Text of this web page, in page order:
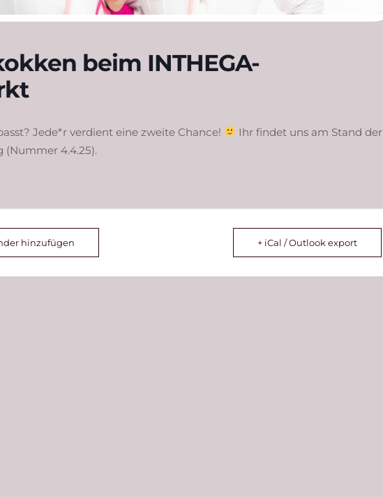
beim INTHEGA-
Jede*r verdient eine zweite Chance!
Ihr findet uns am Stand der
4.4.25).
hinzufügen + iCal / Outlook export